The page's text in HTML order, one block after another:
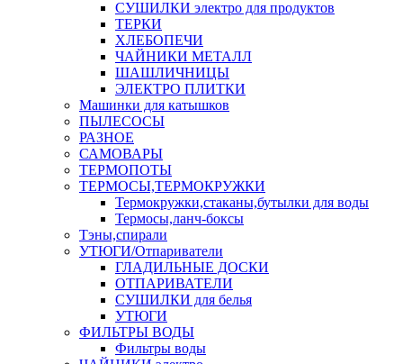
СУШИЛКИ электро для продуктов
ТЕРКИ
ХЛЕБОПЕЧИ
ЧАЙНИКИ МЕТАЛЛ
ШАШЛИЧНИЦЫ
ЭЛЕКТРО ПЛИТКИ
Машинки для катышков
ПЫЛЕСОСЫ
РАЗНОЕ
САМОВАРЫ
ТЕРМОПОТЫ
ТЕРМОСЫ,ТЕРМОКРУЖКИ
Термокружки,стаканы,бутылки для воды
Термосы,ланч-боксы
Тэны,спирали
УТЮГИ/Отпариватели
ГЛАДИЛЬНЫЕ ДОСКИ
ОТПАРИВАТЕЛИ
СУШИЛКИ для белья
УТЮГИ
ФИЛЬТРЫ ВОДЫ
Фильтры воды